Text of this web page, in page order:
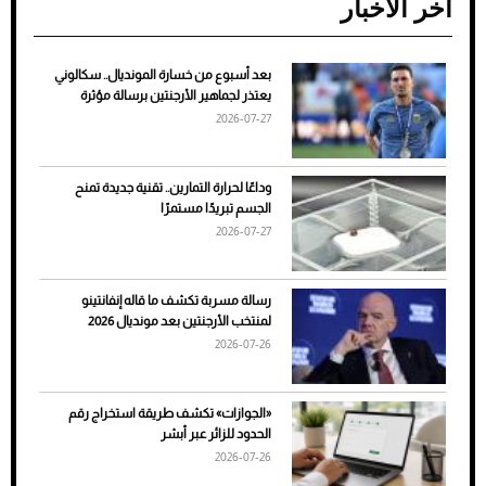
ضعف تبريد مكيف السيارة عند الوقوف.. أشهر
الأسباب والحلول
7 نصائح لاختيار لون البنطلون المناسب للقميص
الأسود
آخر الأخبار
بعد أسبوع من خسارة المونديال.. سكالوني
يعتذر لجماهير الأرجنتين برسالة مؤثرة
2026-07-27
وداعًا لحرارة التمارين.. تقنية جديدة تمنح
الجسم تبريدًا مستمرًا
2026-07-27
رسالة مسربة تكشف ما قاله إنفانتينو
لمنتخب الأرجنتين بعد مونديال 2026
2026-07-26
«الجوازات» تكشف طريقة استخراج رقم
الحدود للزائر عبر أبشر
2026-07-26